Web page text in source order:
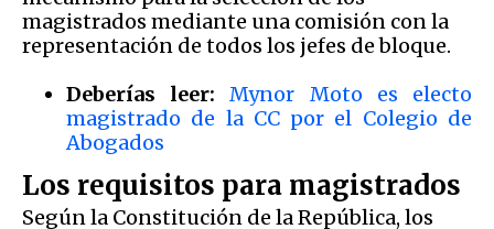
magistrados mediante una comisión con la
representación de todos los jefes de bloque.
Deberías leer:Mynor Moto es electo
magistrado de la CC por el Colegio de
Abogados
Los requisitos para magistrados
Según la Constitución de la República, los